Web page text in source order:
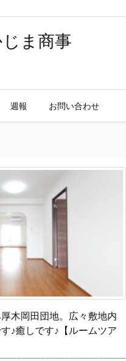
ま商事
週報 お問い合わせ
木岡田団地。広々敷地内
♪癒しです♪【ルームツア